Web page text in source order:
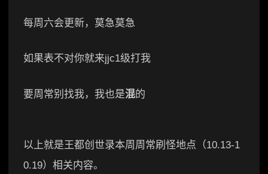
每周六会更新，莫急莫急
如果表不对你就来jjc1级打我
要周常别找我，我也是混的
以上就是王都创世录本周周常刷怪地点（10.13-1
0.19）相关内容。